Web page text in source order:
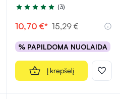
Įvertinimas 5.0 iš 5
(3)
10,70 €* 15,29 €
% PAPILDOMA NUOLAIDA
Į krepšelį